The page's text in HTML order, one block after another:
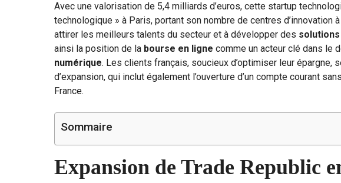
Avec une valorisation de 5,4 milliards d’euros, cette startup
technologique » à Paris, portant son nombre de centres d’innovation
attirer les meilleurs talents du secteur et à développer des
ainsi la position de la bourse en ligne comme un acteur clé dans le
numérique. Les clients français, soucieux d’optimiser leur
d’expansion, qui inclut également l’ouverture d’un compte courant
France.
Sommaire
Expansion de Trade Republic